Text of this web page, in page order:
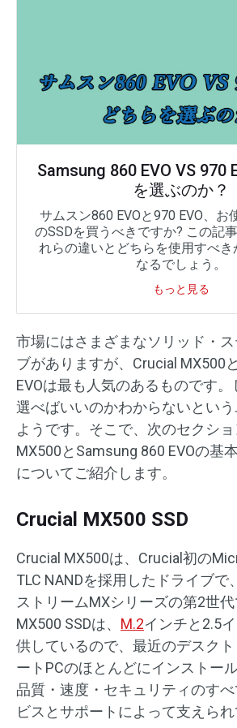
Samsung 860 EVO VS 970
を選ぶのか？
サムスン860 EVOと970 EVO、お
のSSDを買うべきですか? この記
れらの違いとどちらを使用すべき
なるでしょう。
もっと見る
市場にはさまざまなソリッド・
ブがありますが、Crucial MX500
EVOは最も人気のあるものです
選べばいいのかわからないとい
ようです。そこで、次のセクショ
MX500とSamsung 860 EVOの基
についてご紹介します。
Crucial MX500 SSD
Crucial MX500は、Crucial初の
TLC NANDを採用したドライブで
ストリームMXシリーズの第2世代
MX500 SSDは、 M.2インチと2.5
供しているので、最近のデスク
ートPCのほとんどにインストー
品質・速度・セキュリティのす
ビスとサポートによって支えられ